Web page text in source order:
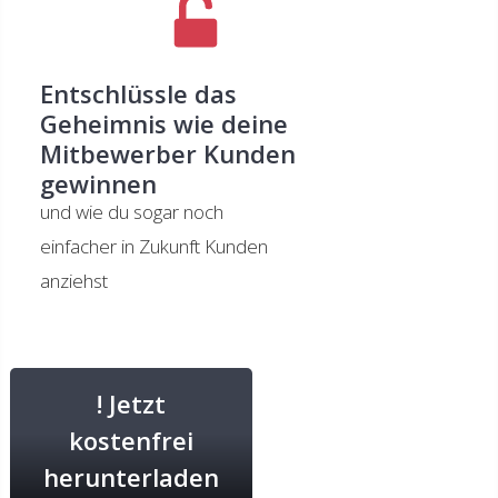
Entschlüssle das
Geheimnis wie deine
Mitbewerber Kunden
gewinnen
und wie du sogar noch
einfacher in Zukunft Kunden
anziehst
! Jetzt
kostenfrei
herunterladen